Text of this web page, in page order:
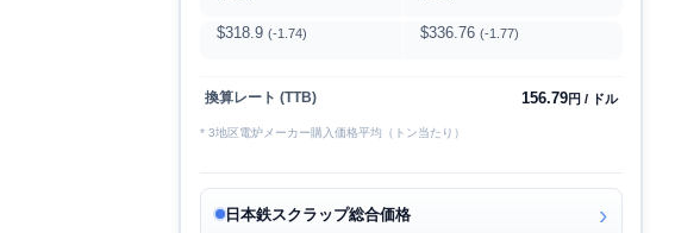
$318.9 (-1.74) $336.76 (-1.77)
換算レート (TTB) 156.79円 / ドル
* 3地区電炉メーカー購入価格平均（トン当たり）
日本鉄スクラップ総合価格